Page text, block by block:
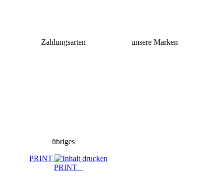
Zahlungsarten unsere Marken
übriges
PRINT
PRINT